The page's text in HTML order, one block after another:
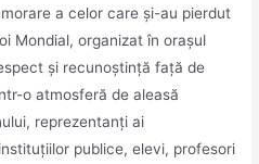
a celor care și-au pierdut
Mondial, organizat în orașul
și recunoștință față de
o atmosferă de aleasă
reprezentanți ai
publice, elevi, profesori